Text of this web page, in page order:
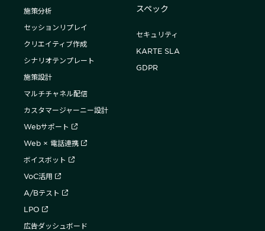
施策分析
セッションリプレイ
クリエイティブ作成
シナリオテンプレート
施策設計
マルチチャネル配信
カスタマージャーニー設計
Webサポート
Web × 電話連携
ボイスボット
VoC活用
A/Bテスト
LPO
広告ダッシュボード
スペック
セキュリティ
KARTE SLA
GDPR